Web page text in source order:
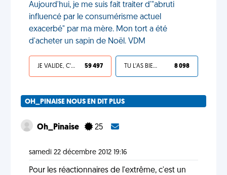
Aujourd'hui, je me suis fait traiter d'"abruti
influencé par le consumérisme actuel
exacerbé" par ma mère. Mon tort a été
d'acheter un sapin de Noël. VDM
JE VALIDE, C'EST UNE VDM 59 497 TU L'AS BIEN MÉRITÉ 8 098
OH_PINAISE NOUS EN DIT PLUS
Oh_Pinaise 25
samedi 22 décembre 2012 19:16
Pour les réactionnaires de l'extrême, c'est un